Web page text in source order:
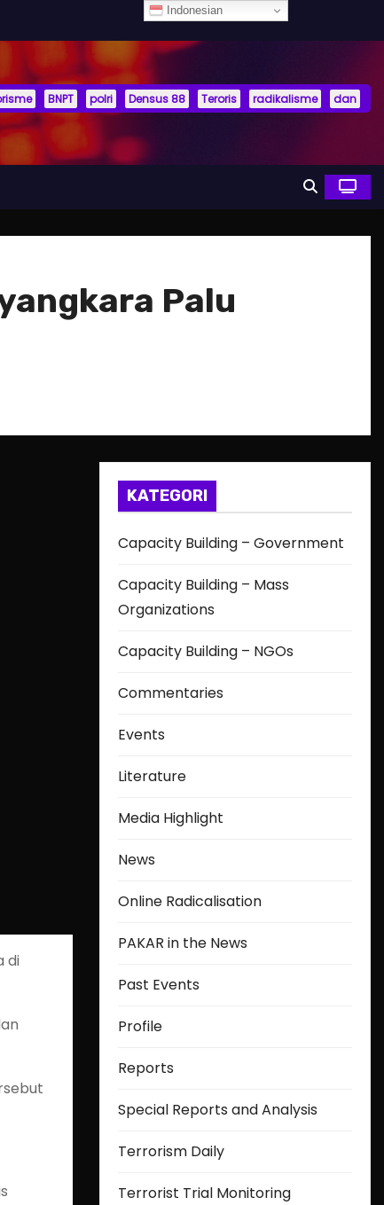
BNPT polri Densus 88 Teroris radikalisme dan
Palu
di
KATEGORI
Capacity Building – Government
Capacity Building – Mass
Organizations
Capacity Building – NGOs
Commentaries
Events
Literature
Media Highlight
News
Online Radicalisation
PAKAR in the News
Past Events
Profile
Reports
Special Reports and Analysis
Terrorism Daily
Terrorist Trial Monitoring
Indonesian